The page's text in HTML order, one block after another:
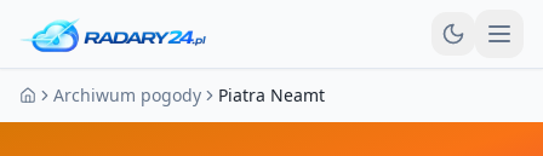
Strona główna
Archiwum pogody Piatra Neamt